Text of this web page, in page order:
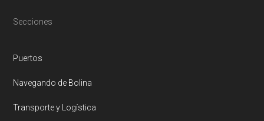
Footer
Secciones
Puertos
Navegando de Bolina
Transporte y Logística